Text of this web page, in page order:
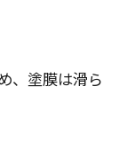
、塗膜は滑ら